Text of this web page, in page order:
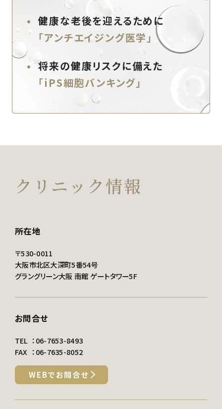
健康な老後を迎えるために
「アンチエイジング医学」
将来の健康リスクに備えた
「iPS細胞バンキング」
クリニック情報
所在地
〒530-0011
大阪市北区大深町5番54号
グラングリーン大阪 南館 ゲートタワー5F
お問合せ
TEL ：06-7653-8493
FAX ：06-7635-8052
WEBでお問合せ